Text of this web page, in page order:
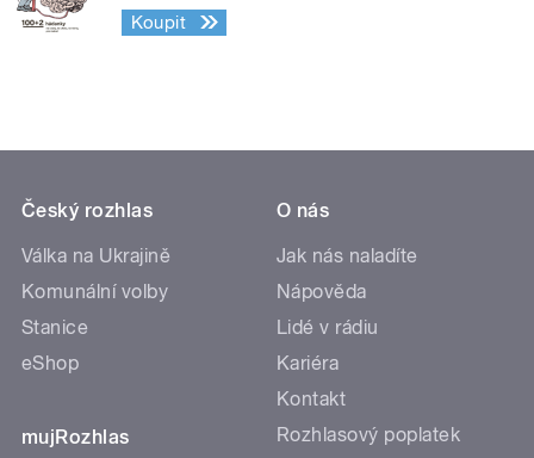
Koupit
Český rozhlas
Válka na Ukrajině
Komunální volby
Stanice
eShop
mujRozhlas
O nás
Jak nás naladíte
Nápověda
Lidé v rádiu
Kariéra
Kontakt
Rozhlasový poplatek